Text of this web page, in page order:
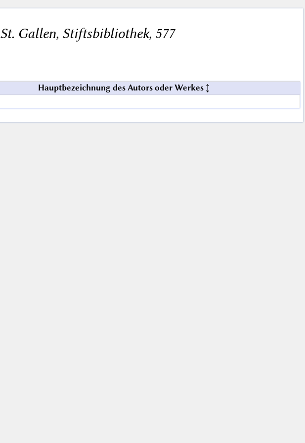
St. Gallen, Stiftsbibliothek, 577
Hauptbezeichnung des Autors oder Werkes